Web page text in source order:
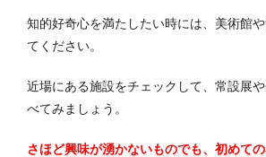
知的好奇心を満たしたい時には、美術館
てください。
近場にある施設をチェックして、常設展
べてみましょう。
さほど興味が湧かないものでも、初めて